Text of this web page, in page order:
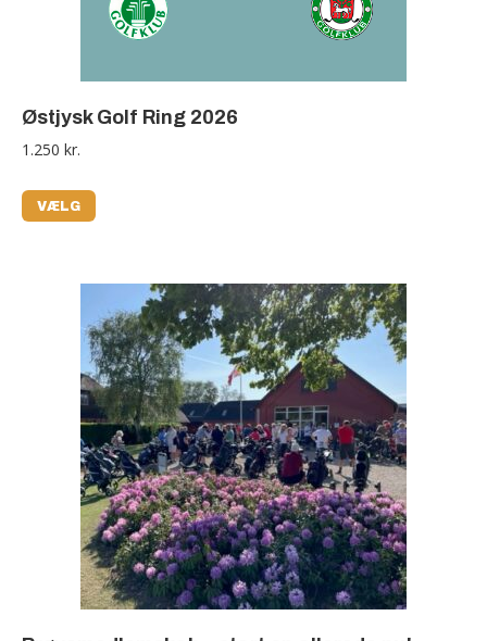
Østjysk Golf Ring 2026
1.250 kr.
VÆLG